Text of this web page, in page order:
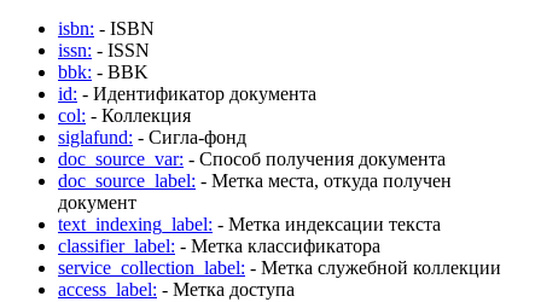
isbn: - ISBN
issn: - ISSN
bbk: - BBK
id: - Идентификатор документа
col: - Коллекция
siglafund: - Сигла-фонд
doc_source_var: - Способ получения документа
doc_source_label: - Метка места, откуда получен
документ
text_indexing_label: - Метка индексации текста
classifier_label: - Метка классификатора
service_collection_label: - Метка служебной коллекции
access_label: - Метка доступа